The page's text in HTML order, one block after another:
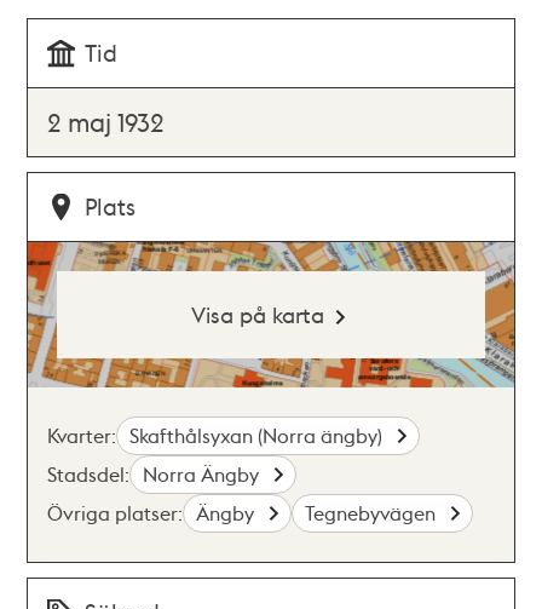
Tid
2 maj 1932
Plats
Visa på karta
Kvarter: Skafthålsyxan (Norra ängby)
Stadsdel: Norra Ängby
Övriga platser: Ängby Tegnebyvägen